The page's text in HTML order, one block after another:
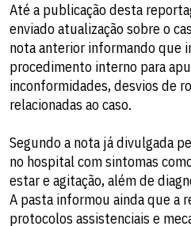
Até a publicação desta
enviado atualização sobre o
nota anterior informando que
procedimento interno para
inconformidades, desvios de
relacionadas ao caso.
Segundo a nota já divulgada
no hospital com sintomas
estar e agitação, além de
A pasta informou ainda que a
protocolos assistenciais e